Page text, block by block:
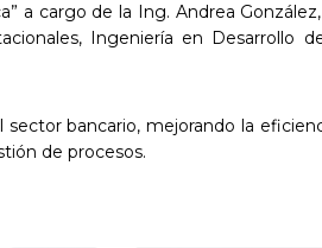
a cargo de la Ing. Andrea
Ingeniería en Desarrollo
bancario, mejorando la
de procesos.